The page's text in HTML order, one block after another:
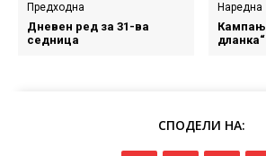
Предходна
Дневен ред за 31-ва
седница
Наредна
дланка“
СПОДЕЛИ НА: